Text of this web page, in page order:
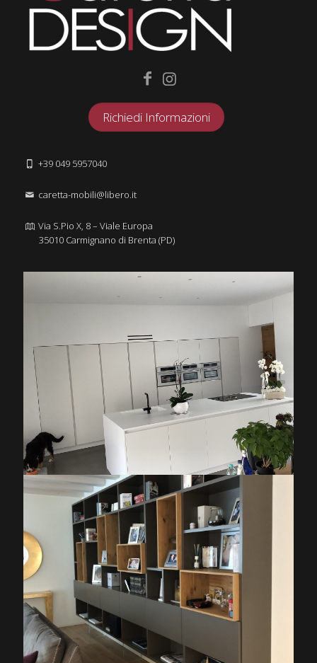
Richiedi Informazioni
+39 049 5957040
caretta-mobili@libero.it
Via S.Pio X, 8 – Viale Europa
35010 Carmignano di Brenta (PD)